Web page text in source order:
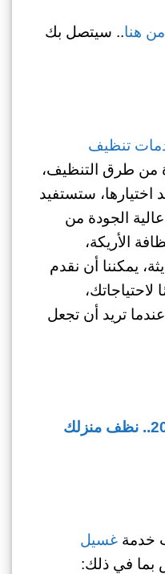
من هنا.. سيتصل بك
تنظيف
من طرق التنظيف،
اختيارها، ستستفيد
عالية الجودة من
الأريكة،
يمكننا أن نقدم
تريد أن تجعل
شركة لتنظيف الانتريه 2022.. نظف منزلك
خدمةغسيل
بما في ذلك: